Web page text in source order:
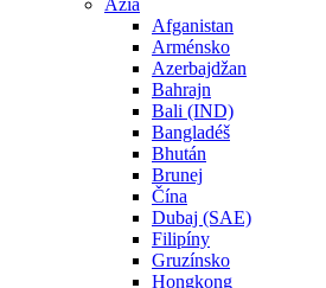
Ázia
Afganistan
Arménsko
Azerbajdžan
Bahrajn
Bali (IND)
Bangladéš
Bhután
Brunej
Čína
Dubaj (SAE)
Filipíny
Gruzínsko
Hongkong